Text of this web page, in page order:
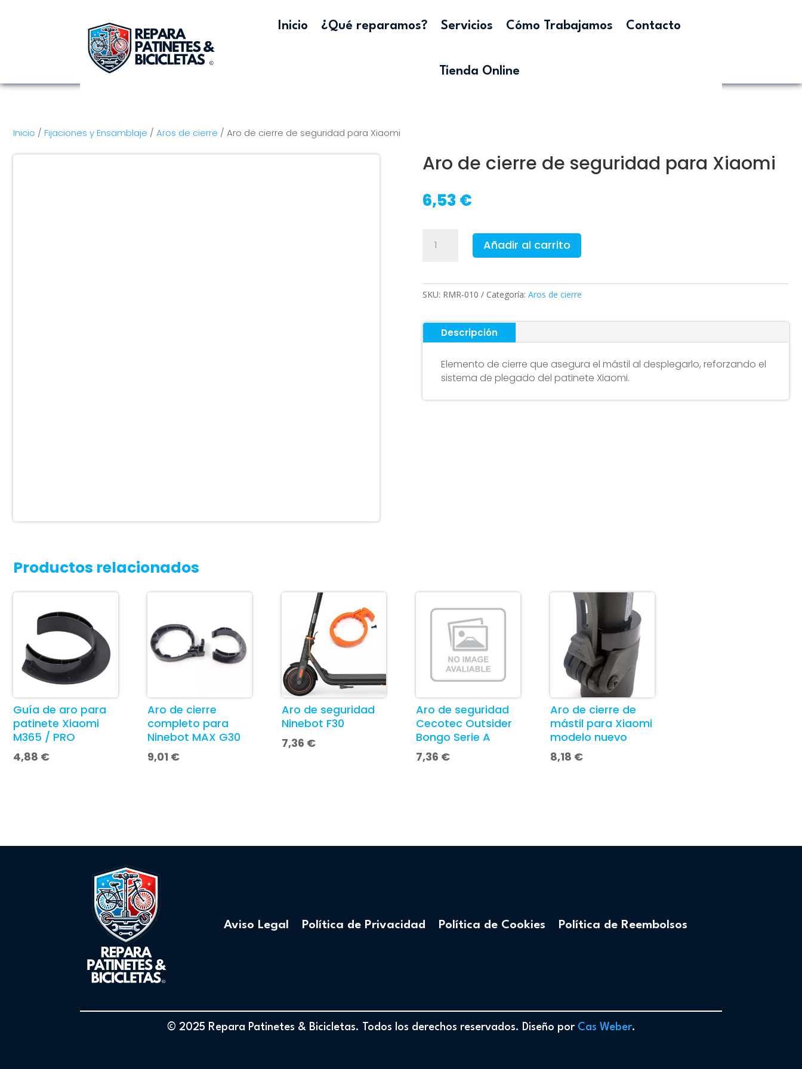
Inicio ¿Qué reparamos? Servicios Cómo Trabajamos Contacto
Tienda Online
Inicio / Fijaciones y Ensamblaje / Aros de cierre / Aro de cierre de seguridad para Xiaomi
Aro de cierre de seguridad para Xiaomi
6,53€
seguridad
cantidad
Añadir al carrito
SKU: RMR-010 Categoría: Aros de cierre
Descripción
Elemento de cierre que asegura el mástil al desplegarlo, reforzando el
sistema de plegado del patinete Xiaomi.
Productos relacionados
Guía de aro para
patinete Xiaomi
M365 / PRO
4,88 €
Aro de cierre
completo para
Ninebot MAX G30
9,01 €
Aro de seguridad
Ninebot F30
7,36 €
Aro de seguridad
Cecotec Outsider
Bongo Serie A
7,36 €
Aro de cierre de
mástil para Xiaomi
modelo nuevo
8,18 €
Aviso Legal Política de Privacidad Política de Cookies Política de Reembolsos
© 2025 Repara Patinetes & Bicicletas. Todos los derechos reservados. Diseño por Cas Weber.